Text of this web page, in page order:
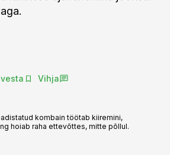
Vihja
kombain töötab kiiremini,
hoiab raha ettevõttes, mitte põllul.